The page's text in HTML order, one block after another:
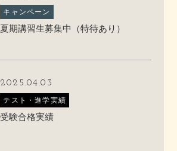
キャンペーン
夏期講習生募集中（特待あり）
2025.04.03
テスト・進学実績
受験合格実績